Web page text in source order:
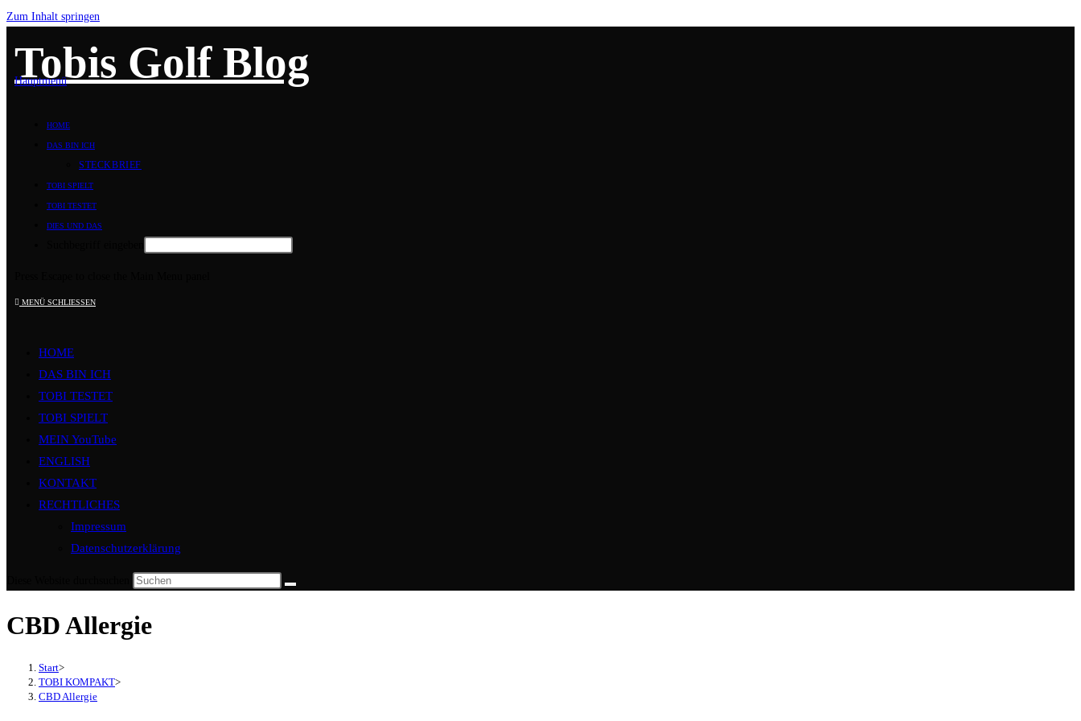
Zum Inhalt springen
Tobis Golf Blog
Hauptmenü
HOME
DAS BIN ICH
STECKBRIEF
TOBI SPIELT
TOBI TESTET
DIES UND DAS
MENÜ SCHLIESSEN
HOME
DAS BIN ICH
TOBI TESTET
TOBI SPIELT
MEIN YouTube
ENGLISH
KONTAKT
RECHTLICHES
Impressum
Datenschutzerklärung
CBD Allergie
Start>
TOBI KOMPAKT>
CBD Allergie